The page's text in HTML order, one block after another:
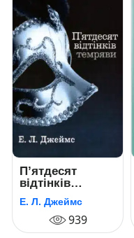
П’ятдесят
відтінків
темряви (50
відтінків
темряви). Книга
друга
Е. Л. Джеймс
939